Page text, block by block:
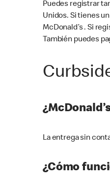
Puedes registrar
Unidos. Si tienes
McDonald’s . Si
También puedes
La entrega sin
¿Cómo